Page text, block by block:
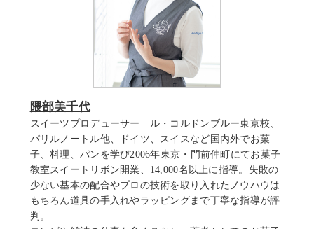
隈部美千代
スイーツプロデューサー ル・コルドンブルー東京校、
パリルノートル他、ドイツ、スイスなど国内外でお菓
子、料理、パンを学び2006年東京・門前仲町にてお菓子
教室スイートリボン開業、14,000名以上に指導。失敗の
少ない基本の配合やプロの技術を取り入れたノウハウは
もちろん道具の手入れやラッピングまで丁寧な指導が評
判。